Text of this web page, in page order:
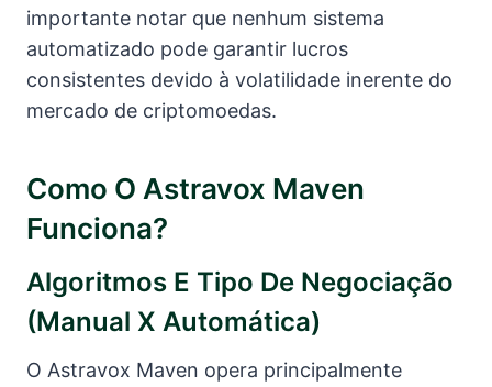
importante notar que nenhum sistema
automatizado pode garantir lucros
consistentes devido à volatilidade inerente do
mercado de criptomoedas.
Como O Astravox Maven
Funciona?
Algoritmos E Tipo De Negociação
(manual X Automática)
O Astravox Maven opera principalmente